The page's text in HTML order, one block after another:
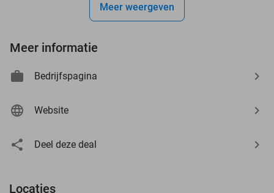
Meer weergeven
Meer informatie
Bedrijfspagina
Website
Deel deze deal
Locaties